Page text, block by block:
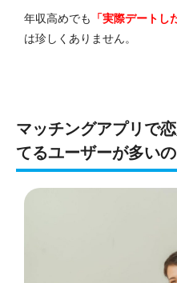
年収高めでも 「実際デートし
は珍しくありません。
マッチングアプリで
てるユーザーが多い